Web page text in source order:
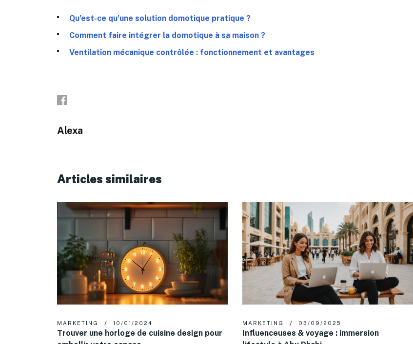
Qu’est-ce qu’une solution domotique pratique ?
Comment faire intégrer la domotique à sa maison ?
Ventilation mécanique contrôlée : fonctionnement et avantages
Alexa
Articles similaires
MARKETING 10/01/2024
Trouver une horloge de cuisine design pour
MARKETING 03/09/2025
Influenceuses & voyage : immersion